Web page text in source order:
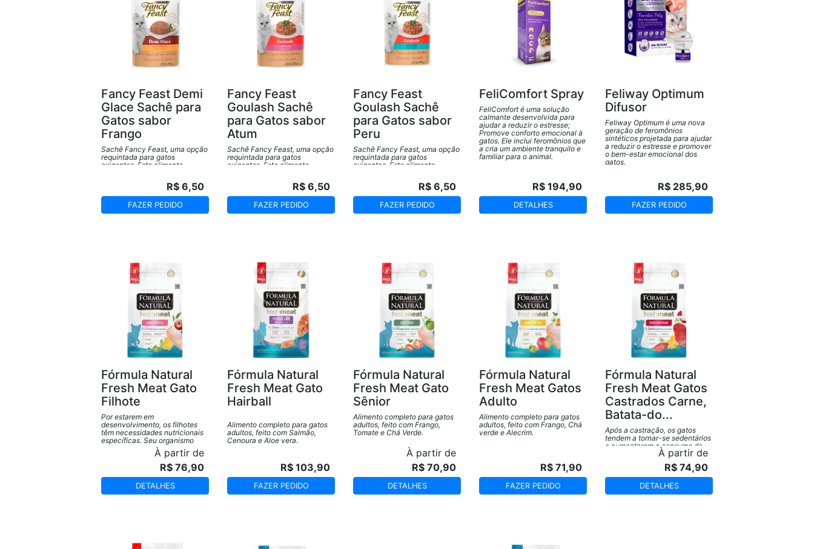
Fancy Feast Demi
Glace Sachê para
Gatos sabor
Frango
Sachê Fancy Feast, uma opção
requintada para gatos
exigentes. Este alimento
deliciosa e equilibrada de
ingredientes de alta qualidade,
garantindo uma experiência
gourmet para o paladar do seu
felino.
R$ 6,50
FAZER PEDIDO
Fancy Feast
Goulash Sachê
para Gatos sabor
Atum
Sachê Fancy Feast, uma opção
requintada para gatos
exigentes. Este alimento
deliciosa e equilibrada de
ingredientes de alta qualidade,
garantindo uma experiência
gourmet para o paladar do seu
felino.
R$ 6,50
FAZER PEDIDO
Fancy Feast
Goulash Sachê
para Gatos sabor
Peru
Sachê Fancy Feast, uma opção
requintada para gatos
exigentes. Este alimento
deliciosa e equilibrada de
ingredientes de alta qualidade,
garantindo uma experiência
gourmet para o paladar do seu
felino.
R$ 6,50
FAZER PEDIDO
FeliComfort Spray
FeliComfort é uma solução
calmante desenvolvida para
ajudar a reduzir o estresse;
Promove conforto emocional à
gatos. Ele inclui feromônios que
a cria um ambiente tranquilo e
familiar para o animal.
R$ 194,90
DETALHES
Feliway Optimum
Difusor
Feliway Optimum é uma nova
geração de feromônios
sintéticos projetada para ajudar
a reduzir o estresse e promover
o bem-estar emocional dos
gatos.
R$ 285,90
FAZER PEDIDO
Fórmula Natural
Fresh Meat Gato
Filhote
Por estarem em
desenvolvimento, os filhotes
têm necessidades nutricionais
específicas. Seu organismo
demanda mais proteína, energia
e níveis adequados de
vitaminas e minerais. Este
produto foi formulado
especialmente para atender às
demandas nutricionais nessa
fase de vida.
À partir de
R$ 76,90
DETALHES
Fórmula Natural
Fresh Meat Gato
Hairball
Alimento completo para gatos
adultos, feito com Salmão,
Cenoura e Aloe vera.
R$ 103,90
FAZER PEDIDO
Fórmula Natural
Fresh Meat Gato
Sênior
Alimento completo para gatos
adultos, feito com Frango,
Tomate e Chá Verde.
À partir de
R$ 70,90
DETALHES
Fórmula Natural
Fresh Meat Gatos
Adulto
Alimento completo para gatos
adultos, feito com Frango, Chá
verde e Alecrim.
R$ 71,90
FAZER PEDIDO
Fórmula Natural
Fresh Meat Gatos
Castrados Carne,
Batata-do...
Após a castração, os gatos
tendem a tornar-se sedentários
e aumentarem o consumo de
alimento, o que facilita o ganho
excessivo de peso e por isso
necessitam de uma nutrição
adequada a essa nova
À partir de
R$ 74,90
DETALHES